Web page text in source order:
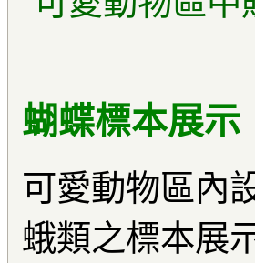
蝴蝶標本展示
可愛動物區內
蛾類之標本展